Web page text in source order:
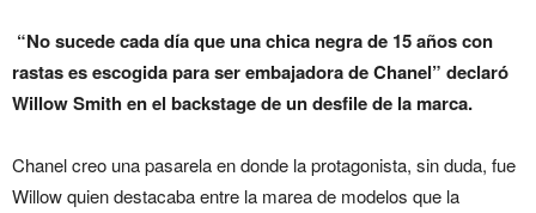
“No sucede cada día que una chica negra de 15 años con
rastas es escogida para ser embajadora de Chanel” declaró
Willow Smith en el backstage de un desfile de la marca.
Chanel creo una pasarela en donde la protagonista, sin duda, fue
Willow quien destacaba entre la marea de modelos que la